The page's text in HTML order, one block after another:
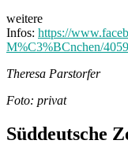
weitere
Infos: https://
M%C3%BCnchen/
Theresa Parstorfer
Foto: privat
Süddeutsche